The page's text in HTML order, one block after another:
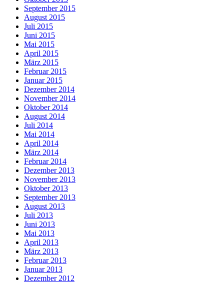
September 2015
August 2015
Juli 2015
Juni 2015
Mai 2015
April 2015
März 2015
Februar 2015
Januar 2015
Dezember 2014
November 2014
Oktober 2014
August 2014
Juli 2014
Mai 2014
April 2014
März 2014
Februar 2014
Dezember 2013
November 2013
Oktober 2013
September 2013
August 2013
Juli 2013
Juni 2013
Mai 2013
April 2013
März 2013
Februar 2013
Januar 2013
Dezember 2012